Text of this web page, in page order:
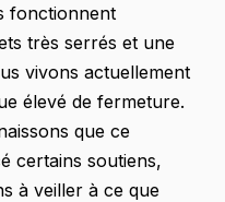
fonctionnent
très serrés et une
vivons actuellement
élevé de fermeture.
que ce
certains soutiens,
à veiller à ce que